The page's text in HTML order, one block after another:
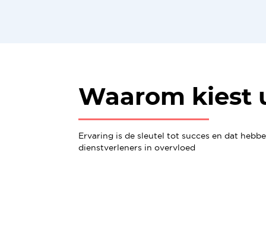
Waarom kiest
Ervaring is de sleutel tot succes en dat
dienstverleners in overvloed